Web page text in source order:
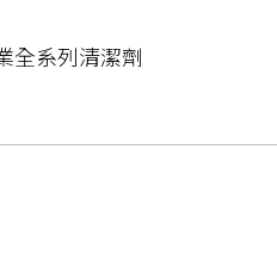
全系列清潔劑